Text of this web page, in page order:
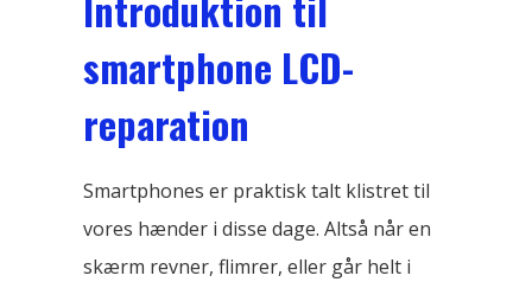
smartphone LCD-
reparation
Smartphones er praktisk talt klistret til
vores hænder i disse dage. Altså når en
skærm revner, flimrer, eller går helt i